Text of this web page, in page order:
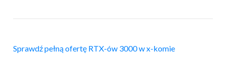
Sprawdź pełną ofertę RTX-ów 3000 w x-komie